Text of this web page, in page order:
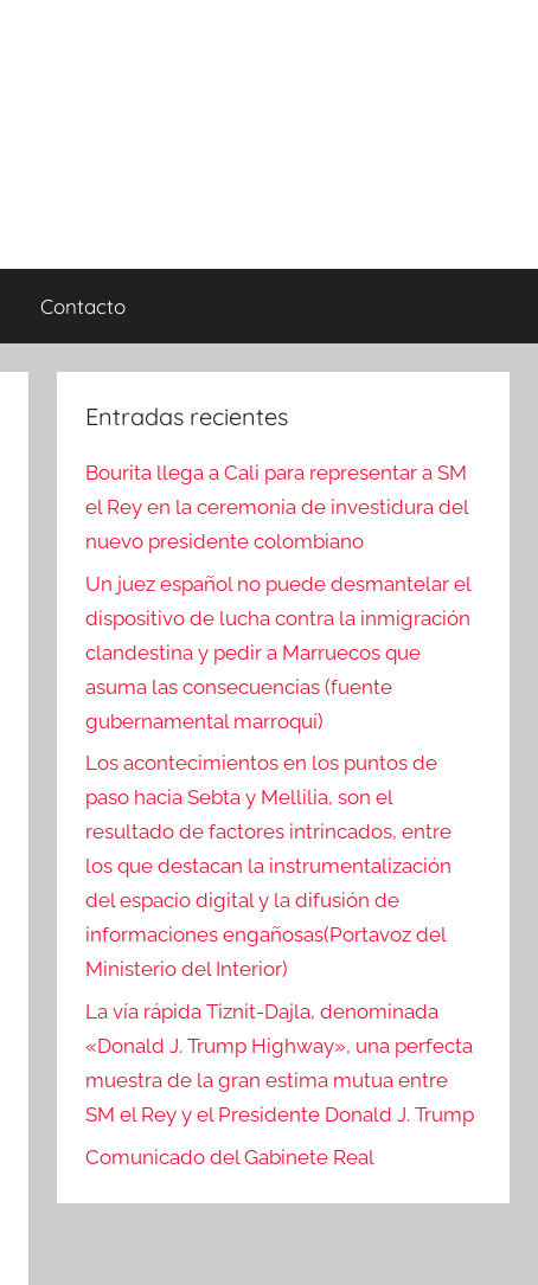
Contacto
Entradas recientes
Bourita llega a Cali para representar a SM
el Rey en la ceremonia de investidura del
nuevo presidente colombiano
Un juez español no puede desmantelar el
dispositivo de lucha contra la inmigración
clandestina y pedir a Marruecos que
asuma las consecuencias (fuente
gubernamental marroquí)
Los acontecimientos en los puntos de
paso hacia Sebta y Mellilia, son el
resultado de factores intrincados, entre
los que destacan la instrumentalización
del espacio digital y la difusión de
informaciones engañosas(Portavoz del
Ministerio del Interior)
La vía rápida Tiznit-Dajla, denominada
«Donald J. Trump Highway», una perfecta
muestra de la gran estima mutua entre
SM el Rey y el Presidente Donald J. Trump
Comunicado del Gabinete Real